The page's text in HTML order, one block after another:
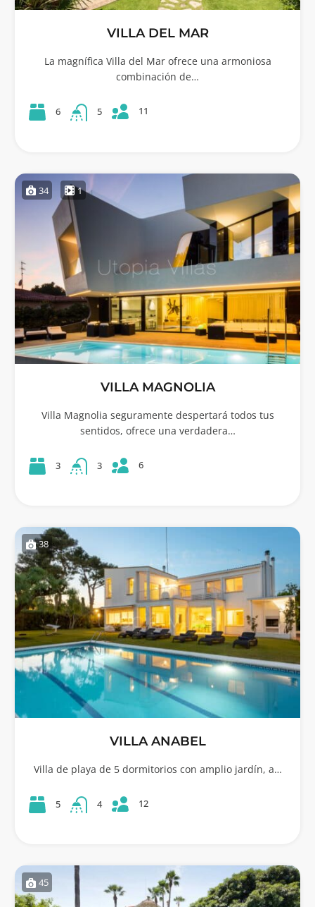
VILLA DEL MAR
La magnífica Villa del Mar ofrece una armoniosa
combinación de…
6 5 11
34 1
VILLA MAGNOLIA
Villa Magnolia seguramente despertará todos tus
sentidos, ofrece una verdadera…
3 3 6
38
VILLA ANABEL
Villa de playa de 5 dormitorios con amplio jardín, a…
5 4 12
45